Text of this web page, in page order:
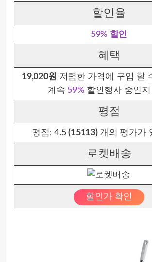
할인율
59% 할인
혜택
19,020원 저렴한 가격에 구입 할
계속 59% 할인행사 중인지
평점
평점: 4.5 (15113) 개의 평가가
로켓배송
할인가 확인